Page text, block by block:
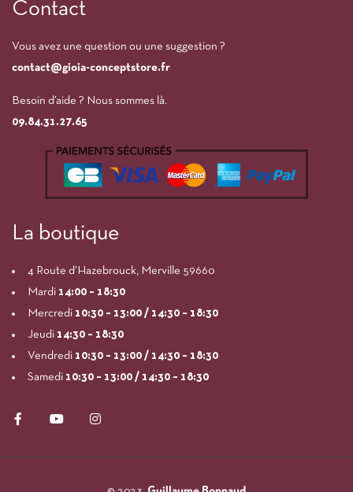
Contact
Vous avez une question ou une suggestion ?
contact@gioia-conceptstore.fr
Besoin d’aide ? Nous sommes là.
09.84.31.27.65
La boutique
4 Route d’Hazebrouck, Merville 59660
Mardi 14:00 – 18:30
Mercredi 10:30 – 13:00 / 14:30 – 18:30
Jeudi 14:30 – 18:30
Vendredi 10:30 – 13:00 / 14:30 – 18:30
Samedi 10:30 – 13:00 / 14:30 – 18:30